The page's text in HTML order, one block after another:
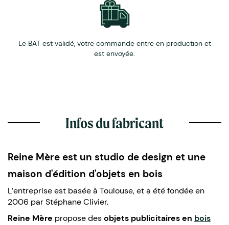
Le BAT est validé, votre commande entre en production et
est envoyée.
Infos du fabricant
Reine Mère est un studio de design et une
maison d'édition d'objets en bois
L’entreprise est basée à Toulouse, et a été fondée en
2006 par Stéphane Clivier.
Reine Mère propose desobjets publicitaires en bois